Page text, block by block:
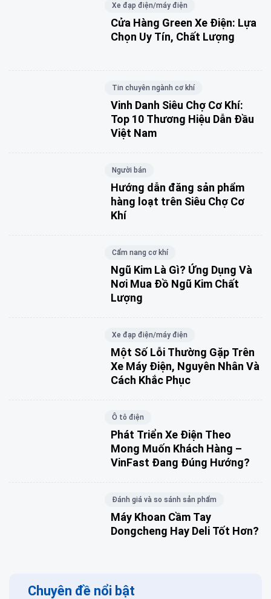
Xe đạp điện/máy điện
Cửa Hàng Green Xe Điện: Lựa
Chọn Uy Tín, Chất Lượng
Tin chuyên ngành cơ khí
Vinh Danh Siêu Chợ Cơ Khí:
Top 10 Thương Hiệu Dẫn Đầu
Việt Nam
Người bán
Hướng dẫn đăng sản phẩm
hàng loạt trên Siêu Chợ Cơ
Khí
Cẩm nang cơ khí
Ngũ Kim Là Gì? Ứng Dụng Và
Nơi Mua Đồ Ngũ Kim Chất
Lượng
Xe đạp điện/máy điện
Một Số Lỗi Thường Gặp Trên
Xe Máy Điện, Nguyên Nhân Và
Cách Khắc Phục
Ô tô điện
Phát Triển Xe Điện Theo
Mong Muốn Khách Hàng –
VinFast Đang Đúng Hướng?
Đánh giá và so sánh sản phẩm
Máy Khoan Cầm Tay
Dongcheng Hay Deli Tốt Hơn?
Chuyên đề nổi bật